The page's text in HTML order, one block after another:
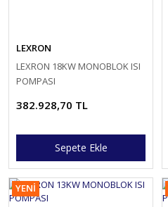
LEXRON
LEXRON 18KW MONOBLOK ISI
POMPASI
382.928,70 TL
Sepete Ekle
YENİ